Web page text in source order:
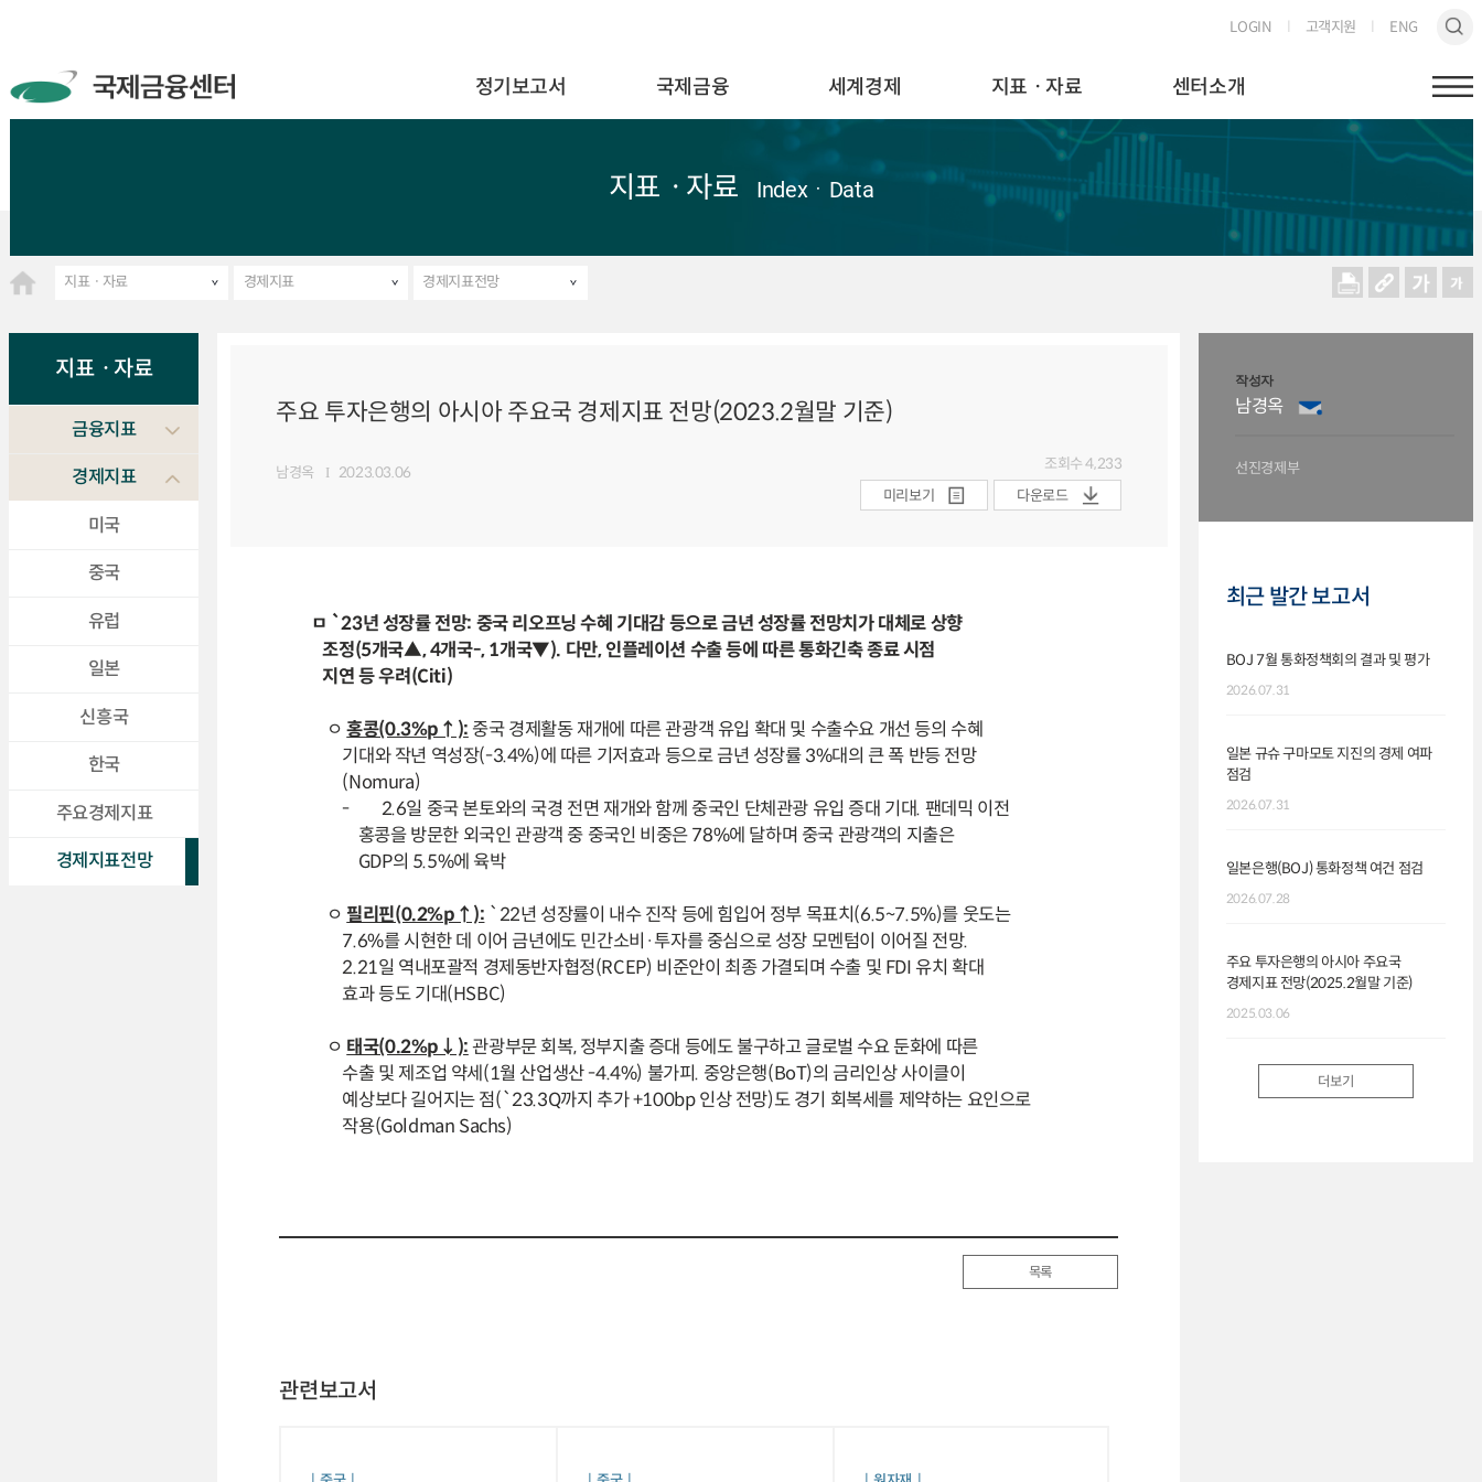
LOGIN 고객지원 ENG
정기보고서 국제금융 세계경제 지표ㆍ자료 센터소개
지표ㆍ자료 IndexㆍData
지표ㆍ자료 경제지표 경제지표전망
지표ㆍ자료
금융지표
경제지표
미국
중국
유럽
일본
신흥국
한국
주요경제지표
경제지표전망
주요 투자은행의 아시아 주요국 경제지표 전망(2023.2월말 기준)
남경옥 2023.03.06 조회수4,233
미리보기
다운로드
ㅁ `23년 성장률 전망: 중국 리오프닝 수혜 기대감 등으로 금년 성장률 전망치가 대체로 상향
조정(5개국▲, 4개국-, 1개국▼). 다만, 인플레이션 수출 등에 따른 통화긴축 종료 시점
지연 등 우려(Citi)
ㅇ홍콩(0.3%p↑): 중국 경제활동 재개에 따른 관광객 유입 확대 및 수출수요 개선 등의 수혜
기대와 작년 역성장(-3.4%)에 따른 기저효과 등으로 금년 성장률 3%대의 큰 폭 반등 전망
(Nomura)
-
2.6일 중국 본토와의 국경 전면 재개와 함께 중국인 단체관광 유입 증대 기대. 팬데믹 이전
홍콩을 방문한 외국인 관광객 중 중국인 비중은 78%에 달하며 중국 관광객의 지출은
GDP의 5.5%에 육박
ㅇ 필리핀(0.2%p↑): `22년 성장률이 내수 진작 등에 힘입어 정부 목표치(6.5~7.5%)를 웃도는
7.6%를 시현한 데 이어 금년에도 민간소비·투자를 중심으로 성장 모멘텀이 이어질 전망.
2.21일 역내포괄적 경제동반자협정(RCEP) 비준안이 최종 가결되며 수출 및 FDI 유치 확대
효과 등도 기대(HSBC)
ㅇ 태국(0.2%p↓):관광부문 회복, 정부지출 증대 등에도 불구하고 글로벌 수요 둔화에 따른
수출 및 제조업 약세(1월 산업생산 -4.4%) 불가피. 중앙은행(BoT)의 금리인상 사이클이
예상보다 길어지는 점(`23.3Q까지 추가 +100bp 인상 전망)도 경기 회복세를 제약하는 요인으로
작용(Goldman Sachs)
목록
관련보고서
작성자
남경옥
선진경제부
최근 발간 보고서
BOJ 7월 통화정책회의 결과 및 평가
2026.07.31
일본 규슈 구마모토 지진의 경제 여파
점검
2026.07.31
일본은행(BOJ) 통화정책 여건 점검
2026.07.28
주요 투자은행의 아시아 주요국
경제지표 전망(2025.2월말 기준)
2025.03.06
더보기